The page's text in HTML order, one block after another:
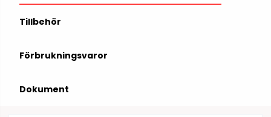
Tillbehör
Förbrukningsvaror
Dokument